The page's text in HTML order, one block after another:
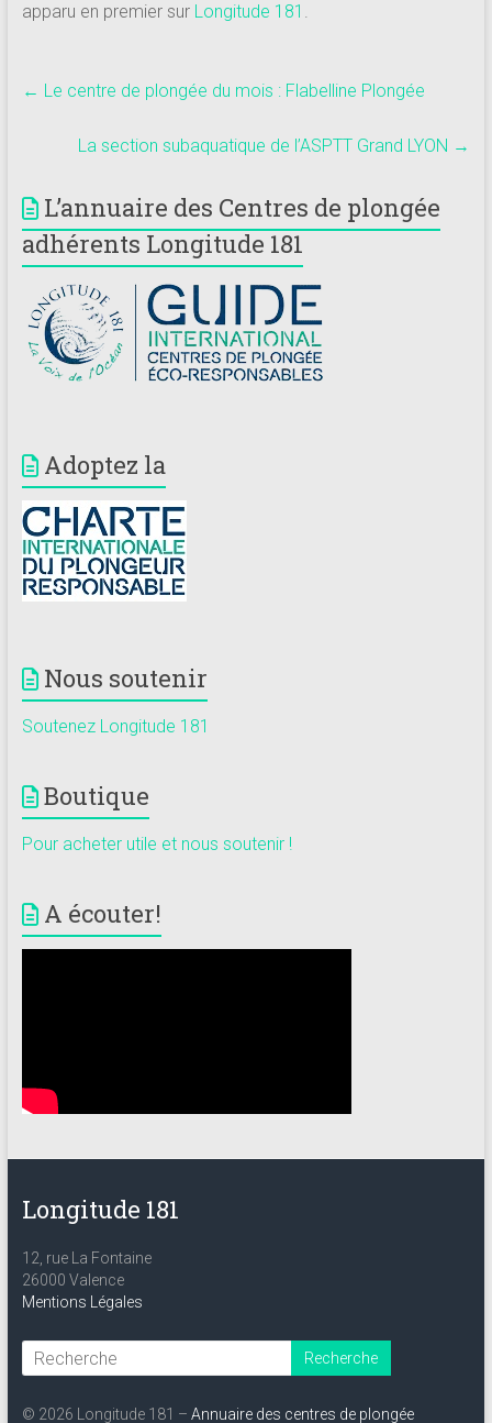
apparu en premier sur Longitude 181 .
← Le centre de plongée du mois : Flabelline Plongée
La section subaquatique de l’ASPTT Grand LYON →
L’annuaire des Centres de plongée
adhérents Longitude 181
Adoptez la
Nous soutenir
Soutenez Longitude 181
Boutique
Pour acheter utile et nous soutenir !
A écouter!
Longitude 181
12, rue La Fontaine
26000 Valence
Mentions Légales
© 2026 Longitude 181 – Annuaire des centres de plongée